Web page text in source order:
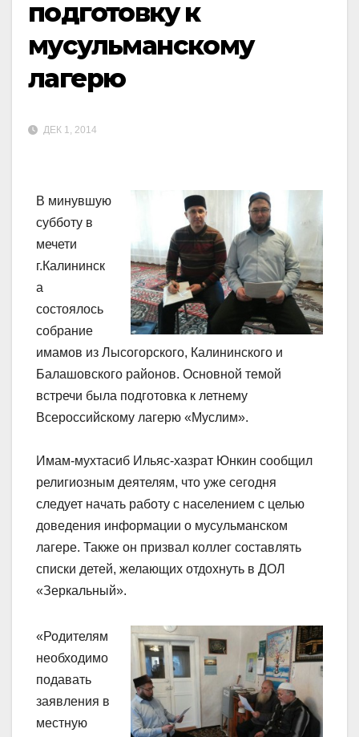
подготовку к
мусульманскому
лагерю
ДЕК 1, 2014
В минувшую
субботу в
мечети
г.Калининск
а
состоялось
собрание
имамов из Лысогорского, Калининского и
Балашовского районов. Основной темой
встречи была подготовка к летнему
Всероссийскому лагерю «Муслим».
Имам-мухтасиб Ильяс-хазрат Юнкин сообщил
религиозным деятелям, что уже сегодня
следует начать работу с населением с целью
доведения информации о мусульманском
лагере. Также он призвал коллег составлять
списки детей, желающих отдохнуть в ДОЛ
«Зеркальный».
«Родителям
необходимо
подавать
заявления в
местную